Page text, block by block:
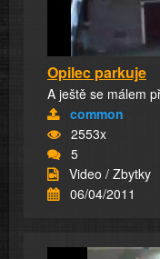
Opilec parkuje
A ještě se málem
common
2553x
5
Video / Zbytky
06/04/2011